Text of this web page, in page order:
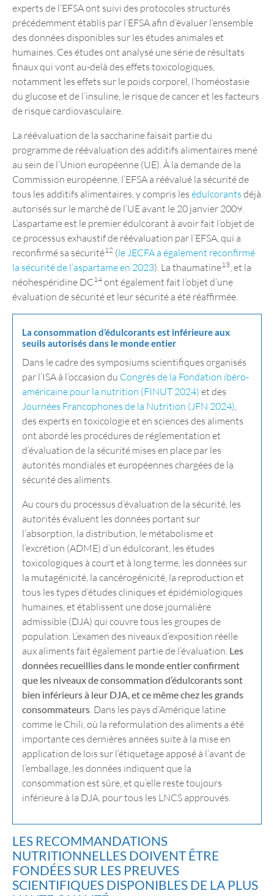
experts de l’EFSA ont suivi des protocoles structurés
précédemment établis par l’EFSA afin d’évaluer l’ensemble
des données disponibles sur les études animales et
humaines. Ces études ont analysé une série de résultats
finaux qui vont au-delà des effets toxicologiques,
notamment les effets sur le poids corporel, l’homéostasie
du glucose et de l’insuline, le risque de cancer et les facteurs
de risque cardiovasculaire.
La réévaluation de la saccharine faisait partie du
programme de réévaluation des additifs alimentaires mené
au sein de l’Union européenne (UE). À la demande de la
Commission européenne, l’EFSA a réévalué la sécurité de
tous les additifs alimentaires, y compris les édulcorants déjà
autorisés sur le marché de l’UE avant le 20 janvier 2009.
L’aspartame est le premier édulcorant à avoir fait l’objet de
ce processus exhaustif de réévaluation par l’EFSA, qui a
reconfirmé sa sécurité12 (le JECFA a également reconfirmé
la sécurité de l’aspartame en 2023). La thaumatine13 , et la
néohespéridine DC14 ont également fait l’objet d’une
évaluation de sécurité et leur sécurité a été réaffirmée.
La consommation d’édulcorants est inférieure aux
seuils autorisés dans le monde entier
Dans le cadre des symposiums scientifiques organisés
par l’ISA à l’occasion du Congrès de la Fondation ibéro-
américaine pour la nutrition (FINUT 2024) et des
Journées Francophones de la Nutrition (JFN 2024)
des experts en toxicologie et en sciences des aliments
ont abordé les procédures de réglementation et
d’évaluation de la sécurité mises en place par les
autorités mondiales et européennes chargées de la
sécurité des aliments.
Au cours du processus d’évaluation de la sécurité, les
autorités évaluent les données portant sur
l’absorption, la distribution, le métabolisme et
l’excrétion (ADME) d’un édulcorant, les études
toxicologiques à court et à long terme, les données sur
la mutagénicité, la cancérogénicité, la reproduction et
tous les types d’études cliniques et épidémiologiques
humaines, et établissent une dose journalière
admissible (DJA) qui couvre tous les groupes de
population. L’examen des niveaux d’exposition réelle
aux aliments fait également partie de l’évaluation. Les
données recueillies dans le monde entier confirment
que les niveaux de consommation d’édulcorants sont
bien inférieurs à leur DJA, et ce même chez les grands
consommateurs . Dans les pays d’Amérique latine
comme le Chili, où la reformulation des aliments a été
importante ces dernières années suite à la mise en
application de lois sur l’étiquetage apposé à l’avant de
l’emballage, les données indiquent que la
consommation est sûre, et qu’elle reste toujours
inférieure à la DJA, pour tous les LNCS approuvés.
LES RECOMMANDATIONS
NUTRITIONNELLES DOIVENT ÊTRE
FONDÉES SUR LES PREUVES
SCIENTIFIQUES DISPONIBLES DE LA PLUS